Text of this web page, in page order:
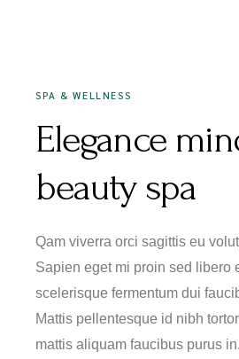
SPA & WELLNESS
Elegance
beauty spa
Qam viverra orci sagittis eu
Sapien eget mi proin sed libero
scelerisque fermentum dui
Mattis pellentesque id nibh
mattis aliquam faucibus purus